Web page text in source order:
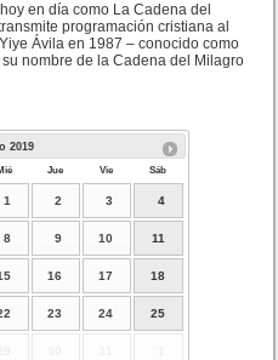
en día como La Cadena del
programación cristiana al
Ávila en 1987 – conocido como
nombre de la Cadena del Milagro
2019
Jue Vie Sáb
1 2 3 4
8 9 10 11
16 17 18
23 24 25